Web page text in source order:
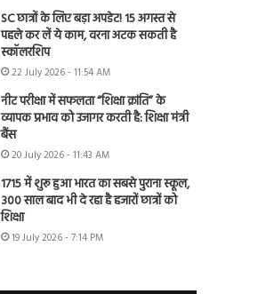
SC छात्रों के लिए बड़ा अपडेट! 15 अगस्त से
पहले कर लें ये काम, वरना अटक सकती है
स्कॉलरशिप
22 July 2026 - 11:54 AM
नीट परीक्षा में सफलता “शिक्षा क्रांति” के
व्यापक प्रभाव को उजागर करती है: शिक्षा मंत्री
बैंस
20 July 2026 - 11:43 AM
1715 में शुरू हुआ भारत का सबसे पुराना स्कूल,
300 साल बाद भी दे रहा है हजारों छात्रों को
शिक्षा
19 July 2026 - 7:14 PM